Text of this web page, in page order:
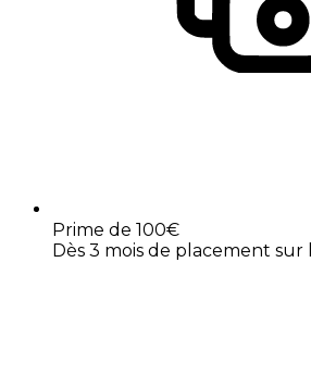
Prime de 100€
Dès 3 mois de placement sur